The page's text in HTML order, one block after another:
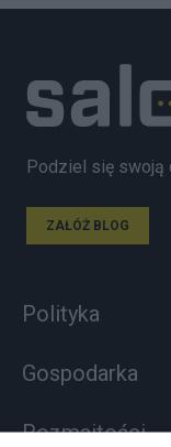
Podziel się swoją
ZAŁÓŻ BLOG
Polityka
Gospodarka
Rozmaitości